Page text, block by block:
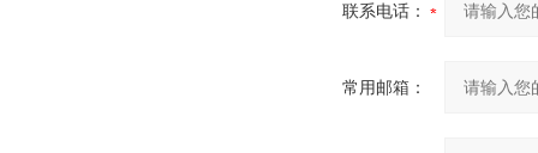
联系电话：
常用邮箱：